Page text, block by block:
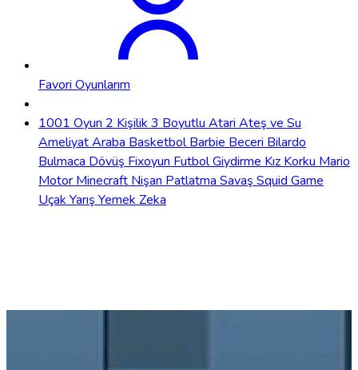
Favori Oyunlarım
1001 Oyun 2 Kişilik 3 Boyutlu Atari Ateş ve Su
AmeliyatAraba BasketbolBarbie Beceri Bilardo
Bulmaca Dövüş Fixoyun FutbolGiydirme Kız Korku Mario
Motor Minecraft Nişan Patlatma Savaş Squid Game
Uçak Yarış Yemek Zeka